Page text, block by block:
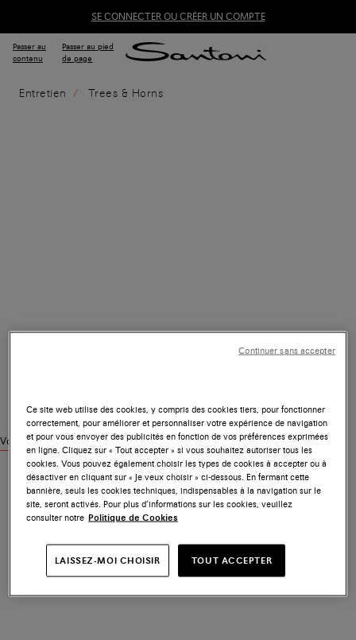
SE CONNECTER OU CRÉER UN COMPTE
Passer au
contenu
Passer au pied
de page
Entretien Trees & Horns
Voir des produits similaires
Ce site web utilise des cookies, y compris des cookies tiers, pour fonctionner
correctement, pour améliorer et personnaliser votre expérience de navigation
et pour vous envoyer des publicités en fonction de vos préférences exprimées
en ligne. Cliquez sur « Tout accepter » si vous souhaitez autoriser tous les
cookies. Vous pouvez également choisir les types de cookies à accepter ou à
désactiver en cliquant sur « Je veux choisir » ci-dessous. En fermant cette
bannière, seuls les cookies techniques, indispensables à la navigation sur le
site, seront activés. Pour plus d’informations sur les cookies, veuillez
consulter notre Politique de Cookies
LAISSEZ-MOI CHOISIR TOUT ACCEPTER
Continuer sans accepter